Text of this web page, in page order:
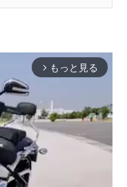
arrow_forward_ios もっと見る